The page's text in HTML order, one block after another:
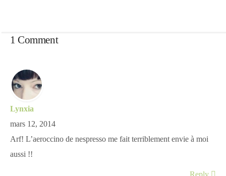
1 Comment
Lynxia
mars 12, 2014
Arf! L’aeroccino de nespresso me fait terriblement envie à moi
aussi !!